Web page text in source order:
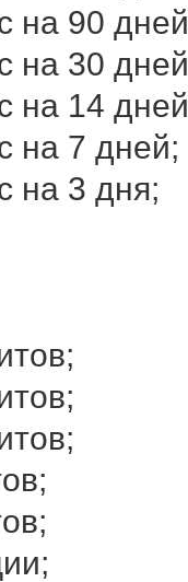
на 90
на 30
на 14
на 7 дней;
на 3 дня;